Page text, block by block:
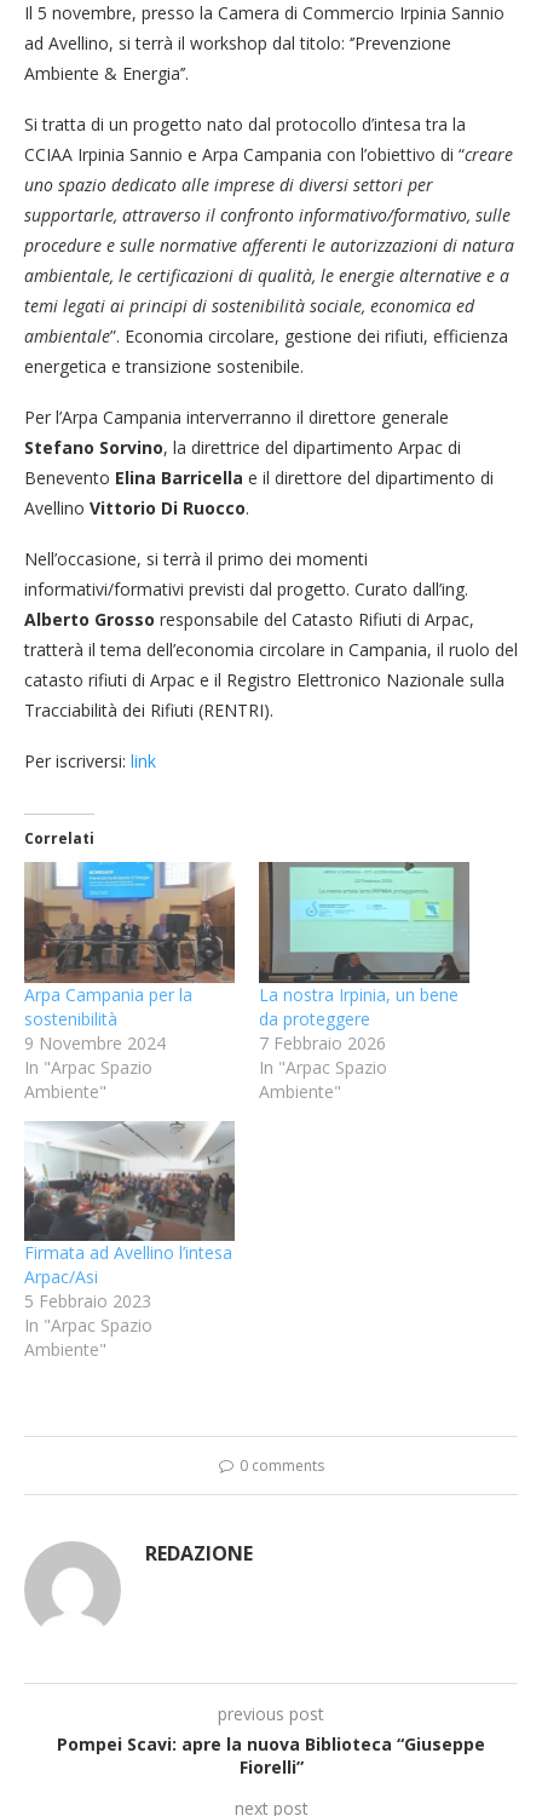
Il 5 novembre, presso la Camera di Commercio Irpinia Sannio
ad Avellino, si terrà il workshop dal titolo: ‘’Prevenzione
Ambiente & Energia’’.
Si tratta di un progetto nato dal protocollo d’intesa tra la
CCIAA Irpinia Sannio e Arpa Campania con l’obiettivo di “creare
uno spazio dedicato alle imprese di diversi settori per
supportarle, attraverso il confronto informativo/formativo, sulle
procedure e sulle normative afferenti le autorizzazioni di natura
ambientale, le certificazioni di qualità, le energie alternative e a
temi legati ai principi di sostenibilità sociale, economica ed
ambientale”. Economia circolare, gestione dei rifiuti, efficienza
energetica e transizione sostenibile.
Per l’Arpa Campania interverranno il direttore generale
Stefano Sorvino, la direttrice del dipartimento Arpac di
Benevento Elina Barricella e il direttore del dipartimento di
Avellino Vittorio Di Ruocco.
Nell’occasione, si terrà il primo dei momenti
informativi/formativi previsti dal progetto. Curato dall’ing.
Alberto Grosso responsabile del Catasto Rifiuti di Arpac,
tratterà il tema dell’economia circolare in Campania, il ruolo del
catasto rifiuti di Arpac e il Registro Elettronico Nazionale sulla
Tracciabilità dei Rifiuti (RENTRI).
Per iscriversi: link
Correlati
Arpa Campania per la
sostenibilità
9 Novembre 2024
In "Arpac Spazio
Ambiente"
La nostra Irpinia, un bene
da proteggere
7 Febbraio 2026
In "Arpac Spazio
Ambiente"
Firmata ad Avellino l’intesa
Arpac/Asi
5 Febbraio 2023
In "Arpac Spazio
Ambiente"
0 comments
REDAZIONE
previous post
Pompei Scavi: apre la nuova Biblioteca “Giuseppe
Fiorelli”
next post